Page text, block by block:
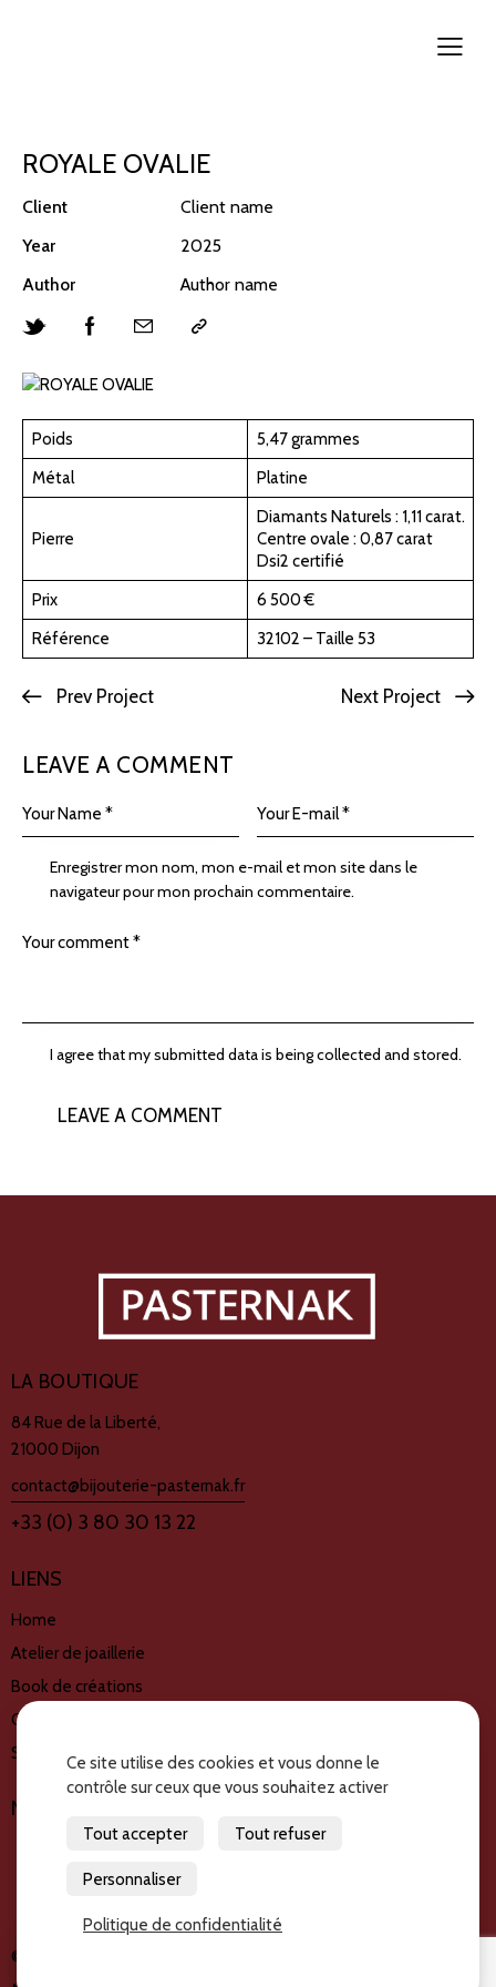
ROYALE OVALIE
Client
Client name
Year
2025
Author
Author name
Poids
5,47 grammes
Métal
Platine
Pierre
Diamants Naturels : 1,11 carat.
Centre ovale : 0,87 carat
Dsi2 certifié
Prix
6 500 €
Référence
32102 – Taille 53
Prev Project Next Project
LEAVE A COMMENT
Enregistrer mon nom, mon e-mail et mon site dans le
navigateur pour mon prochain commentaire.
I agree that my submitted data is being collected and stored.
LA BOUTIQUE
84 Rue de la Liberté,
21000 Dijon
contact@bijouterie-pasternak.fr
+33 (0) 3 80 30 13 22
LIENS
Home
Atelier de joaillerie
Book de créations
Créations disponible
Services
NOUS SUIVRE
© Copyright 2026 – Bijouterie PASTERNAK
Ce site utilise des cookies et vous donne le
contrôle sur ceux que vous souhaitez activer
Tout accepter Tout refuser
Personnaliser
Politique de confidentialité